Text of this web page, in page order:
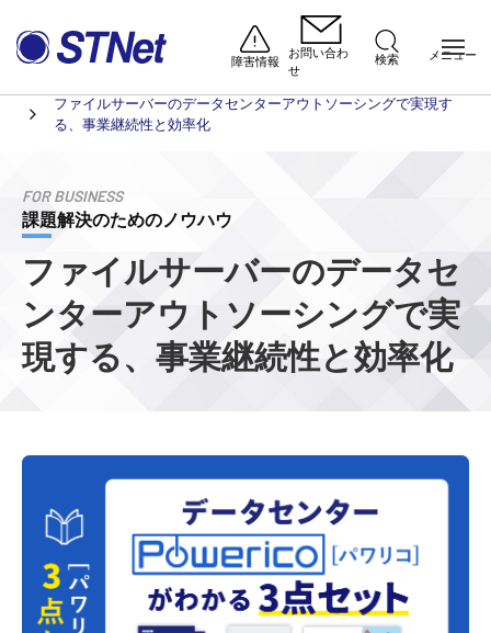
障害情報
お問い合わ
せ
検索 メニュー
課題解決のためのノウハウ
ファイルサーバーのデータセンターアウトソーシングで実現す
る、事業継続性と効率化
ファイルサーバーのデータセ
ンターアウトソーシングで実
現する、 事業継続性と効率化
FOR BUSINESS
課題解決のためのノウハウ